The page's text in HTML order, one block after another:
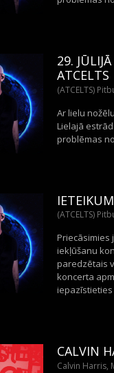
29.
ATCELTS
(ATCELTS)
Ar lielu
Lielajā
problēmas
(ATCELTS)
Priecāsimies
iekļūšanu
paredzētais
koncerta
CALVIN
Calvin Harris,